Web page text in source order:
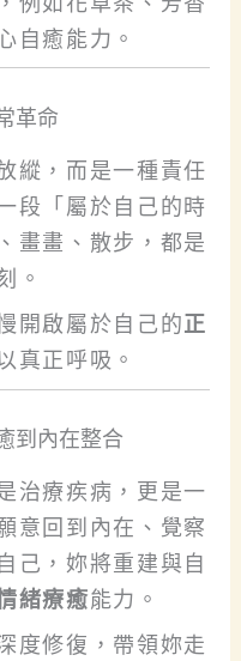
自癒能力。
革命
縱，而是一種責任
段「屬於自己的時
畫畫、散步，都是
。
開啟屬於自己的正
真正呼吸。
到內在整合
治療疾病，更是一
意回到內在、覺察
己，妳將重建與自
緒療癒能力。
度修復，帶領妳走